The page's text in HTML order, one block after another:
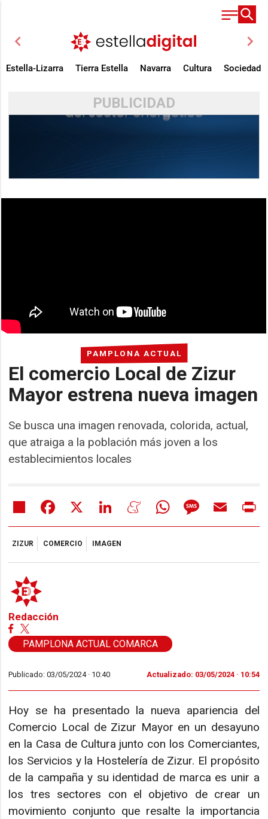
chevron_left chevron_right
Estella-Lizarra Tierra Estella Navarra Cultura Sociedad
PUBLICIDAD
PAMPLONA ACTUAL
El comercio Local de Zizur
Mayor estrena nueva imagen
Se busca una imagen renovada, colorida, actual,
que atraiga a la población más joven a los
establecimientos locales
Share Facebook LinkedIn MeneameWhatsAppMessageEmail
ZIZUR COMERCIO IMAGEN
Redacción
PAMPLONA ACTUAL COMARCA
Publicado: 03/05/2024 · 10:40 Actualizado: 03/05/2024 · 10:54
Hoy se ha presentado la nueva apariencia del
Comercio Local de Zizur Mayor en un desayuno
en la Casa de Cultura junto con los Comerciantes,
los Servicios y la Hostelería de Zizur. El propósito
de la campaña y su identidad de marca es unir a
los tres sectores con el objetivo de crear un
movimiento conjunto que resalte la importancia